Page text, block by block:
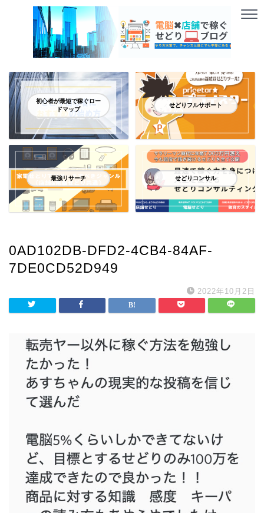
初心者が最短で稼ぐロー
ドマップ
せどりフルサポート
最強リサーチ せどりコンサル
0AD102DB-DFD2-4CB4-84AF-
7DE0CD52D949
2022年10月2日